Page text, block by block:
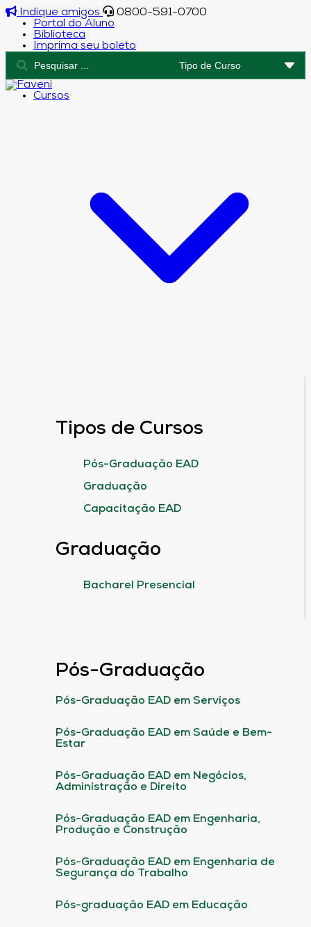
Indique amigos
0800-591-0700
Portal do Aluno
Biblioteca
Imprima seu boleto
Cursos
Tipos de Cursos
Pós-Graduação EAD
Graduação
Capacitação EAD
Graduação
Bacharel Presencial
Pós-Graduação
Pós-Graduação EAD em Serviços
Pós-Graduação EAD em Saúde e Bem-
Estar
Pós-Graduação EAD em Negócios,
Administração e Direito
Pós-Graduação EAD em Engenharia,
Produção e Construção
Pós-Graduação EAD em Engenharia de
Segurança do Trabalho
Pós-graduação EAD em Educação